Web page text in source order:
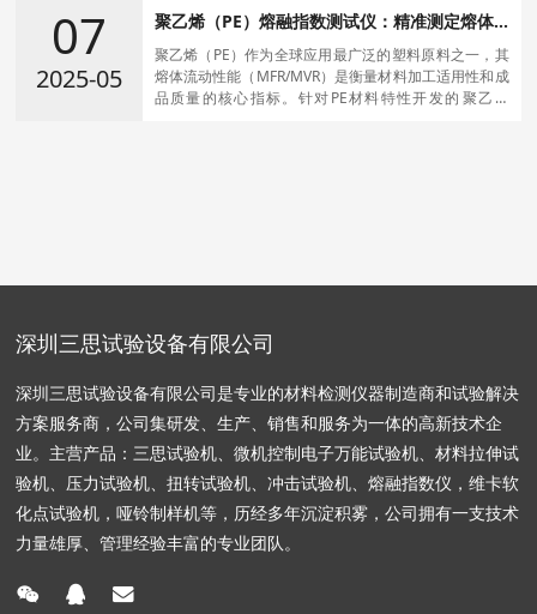
07
2025-05
聚乙烯（PE）熔融指数测试仪：精准测定熔体
聚乙烯（PE）作为全球应用最广泛的塑料原料之一，其
熔体流动性能（MFR/MVR）是衡量材料加工适用性和成
品质量的核心指标。针对PE材料特性开发的‌聚乙烯
深圳三思试验设备有限公司
深圳三思试验设备有限公司是专业的材料检测仪器制造商和试验解决
方案服务商，公司集研发、生产、销售和服务为一体的高新技术企
业。主营产品：三思试验机、微机控制电子万能试验机、材料拉伸试
验机、压力试验机、扭转试验机、冲击试验机、熔融指数仪，维卡软
化点试验机，哑铃制样机等，历经多年沉淀积雾，公司拥有一支技术
力量雄厚、管理经验丰富的专业团队。